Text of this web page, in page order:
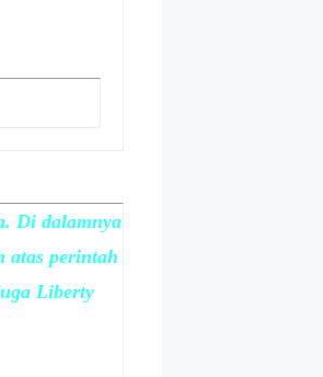
Di dalamnya
atas perintah
Liberty